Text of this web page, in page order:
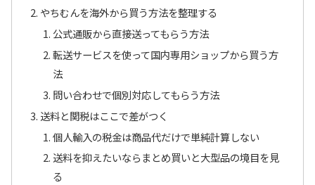
やちむんを海外から買う方法を整理する
公式通販から直接送ってもらう方法
転送サービスを使って国内専用ショップから買う方
法
問い合わせで個別対応してもらう方法
送料と関税はここで差がつく
個人輸入の税金は商品代だけで単純計算しない
送料を抑えたいならまとめ買いと大型品の境目を見
る